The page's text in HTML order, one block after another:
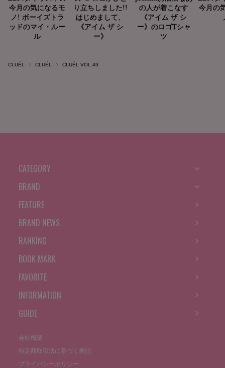
CLUÉL CLUÉL CLUÉL VOL.49
CATEGORY
BRAND
FEATURE
BRAND NEWS
RANKING
BOOK MARK
FAVORITE
INFORMATION
GUIDE
会社概要
特定商取引法に基づく表記
プライバシーポリシー